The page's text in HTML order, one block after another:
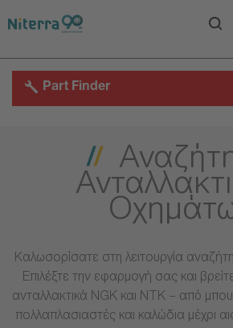
to
to
to
Part Finder
Καλωσορίσατε στη λειτουργία
Επιλέξτε την εφαρμογή σας και
ανταλλακτικά NGK και NTK – από
πολλαπλασιαστές και καλώδια μέχρι